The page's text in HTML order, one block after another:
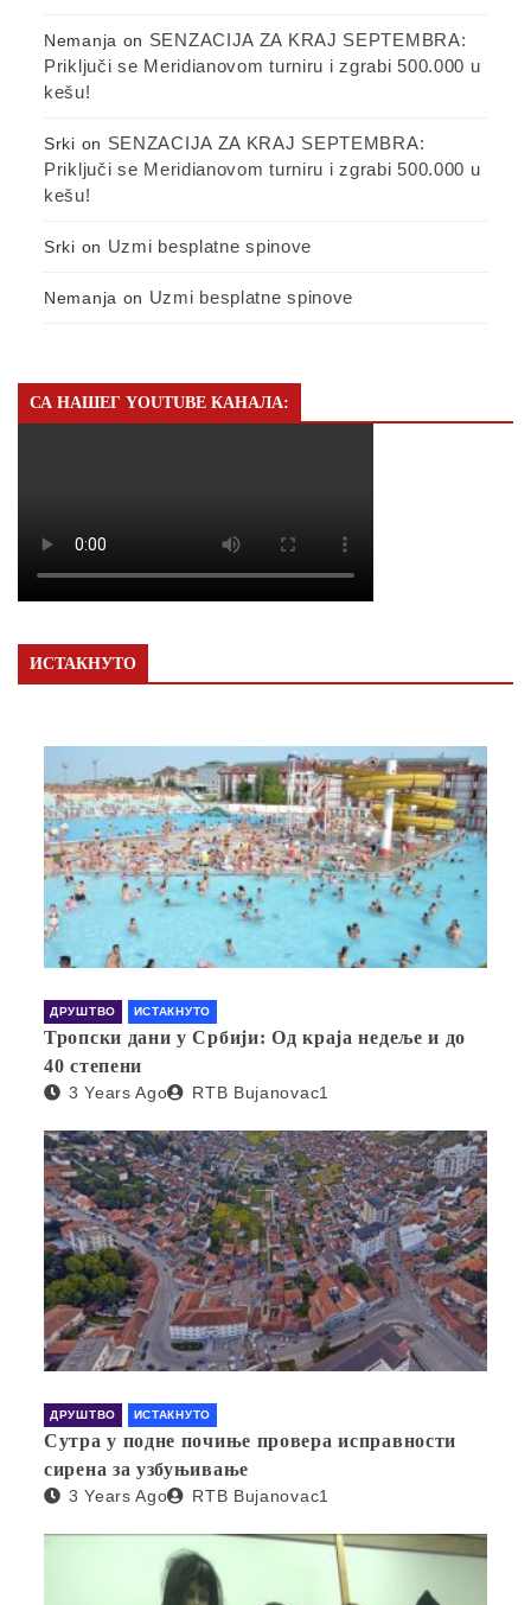
Nemanja on SENZACIJA ZA KRAJ SEPTEMBRA:
Priključi se Meridianovom turniru i zgrabi 500.000 u
kešu!
Srki on SENZACIJA ZA KRAJ SEPTEMBRA:
Priključi se Meridianovom turniru i zgrabi 500.000 u
kešu!
Srki on Uzmi besplatne spinove
Nemanja on Uzmi besplatne spinove
СА НАШЕГ YOUTUBE КАНАЛА:
ИСТАКНУТО
ДРУШТВО ИСТАКНУТО
Тропски дани у Србији: Од краја недеље и до
40 степени
3 Years Ago RTB Bujanovac1
ДРУШТВО ИСТАКНУТО
Сутра у подне почиње провера исправности
сирена за узбуњивање
3 Years Ago RTB Bujanovac1